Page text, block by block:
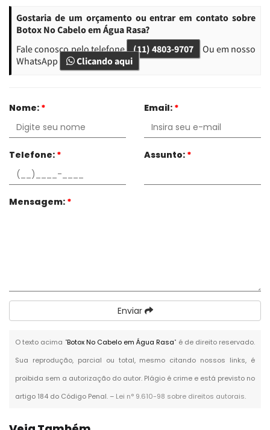
Gostaria de um orçamento ou entrar em contato sobre
Botox No Cabelo em Água Rasa?
Fale conosco pelo telefone (11) 4803-9707
Ou em nosso
WhatsApp
Clicando aqui
Nome: * Email: *
Telefone: * Assunto: *
Mensagem: *
Enviar
O texto acima "Botox No Cabelo em Água Rasa" é de direito reservado.
Sua reprodução, parcial ou total, mesmo citando nossos links, é
proibida sem a autorização do autor. Plágio é crime e está previsto no
artigo 184 do Código Penal. – Lei n° 9.610-98 sobre direitos autorais.